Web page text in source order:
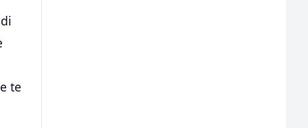
te